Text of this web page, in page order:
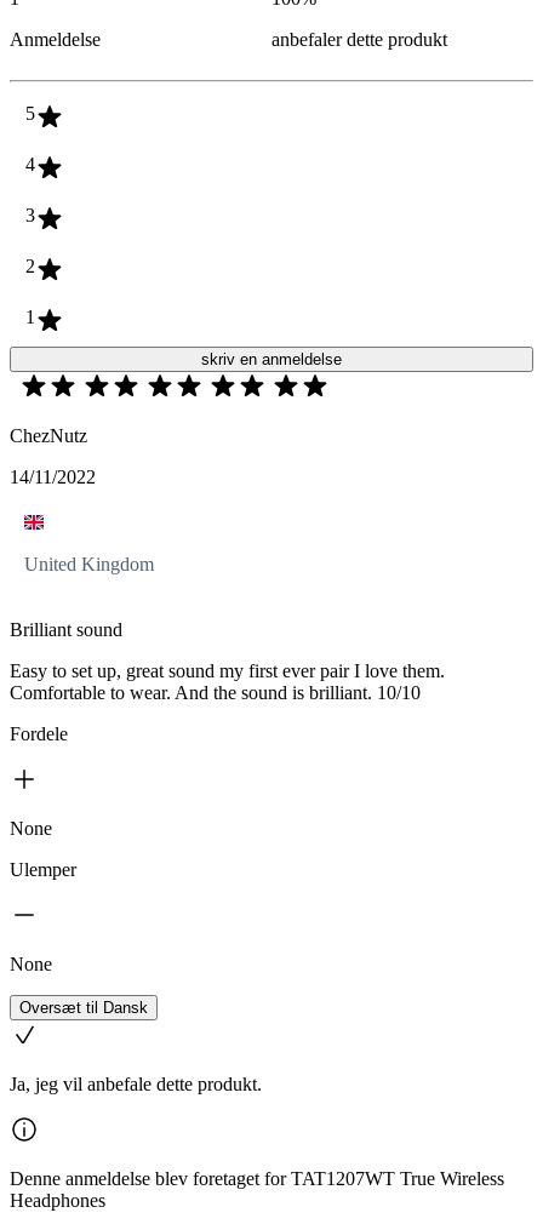
Anmeldelse
anbefaler dette produkt
5
4
3
2
1
skriv en anmeldelse
ChezNutz
14/11/2022
United Kingdom
Brilliant sound
Easy to set up, great sound my first ever pair I love them.
Comfortable to wear. And the sound is brilliant. 10/10
Fordele
None
Ulemper
None
Oversæt til Dansk
Ja, jeg vil anbefale dette produkt.
Denne anmeldelse blev foretaget for TAT1207WT True Wireless
Headphones